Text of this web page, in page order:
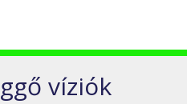
víziók